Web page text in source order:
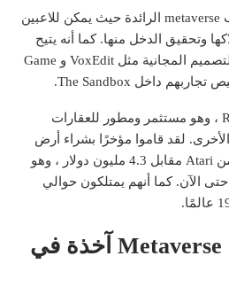
تعد Sandbox واحدة من ألعاب metaverse الرائدة حيث يمكن للاعبين
وتحقيق الدخل منها. كما أنه يتيح
للاعبين الوصول إلى أدوات التصميم المجانية مثل VoxEdit و Game
كان البائع هو Republic Realm ، وهو مستثمر ومطور للعقارات
الأخرى. لقد قاموا مؤخرًا بشراء أرض
افتراضية في The Sandbox من Atari مقابل 4.3 مليون دولار ، وهو
أكبر بيع للعقارات metaverse حتى الآن. كما أنهم يمتلكون حوالي
مبيعات العقارات Metaverse آخذة في